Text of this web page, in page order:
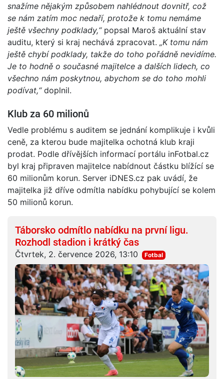
snažíme nějakým způsobem nahlédnout dovnitř, což
se nám zatím moc nedaří, protože k tomu nemáme
ještě všechny podklady,“popsal Maroš aktuální stav
auditu, který si kraj nechává zpracovat. „K tomu nám
ještě chybí podklady, takže do toho pořádně nevidíme.
Je to hodně o současné majitelce a dalších lidech, co
všechno nám poskytnou, abychom se do toho mohli
podívat,“doplnil.
Klub za 60 milionů
Vedle problému s auditem se jednání komplikuje i kvůli
ceně, za kterou bude majitelka ochotná klub kraji
prodat. Podle dřívějších informací portálu inFotbal.cz
byl kraj připraven majitelce nabídnout částku blížící se
60 milionům korun. Server iDNES.cz pak uvádí, že
majitelka již dříve odmítla nabídku pohybující se kolem
50 milionů korun.
Táborsko odmítlo nabídku na první ligu.
Rozhodl stadion i krátký čas
Čtvrtek, 2. července 2026, 13:10 Fotbal